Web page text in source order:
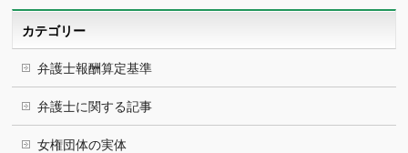
カテゴリー
弁護士報酬算定基準
弁護士に関する記事
女権団体の実体